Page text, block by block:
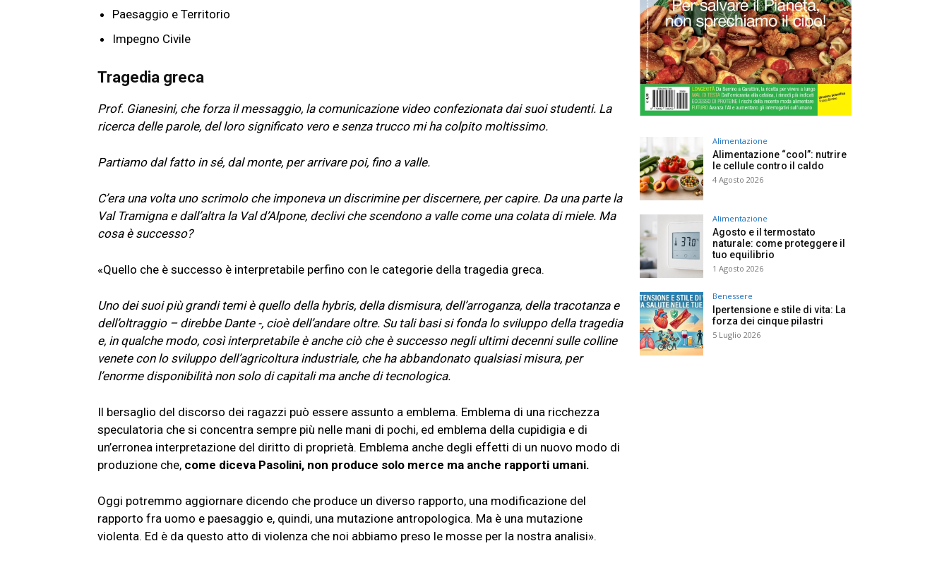
Paesaggio e Territorio
Impegno Civile
Tragedia greca
Prof. Gianesini, che forza il messaggio, la comunicazione video confezionata dai suoi studenti. La
ricerca delle parole, del loro significato vero e senza trucco mi ha colpito moltissimo.
Partiamo dal fatto in sé, dal monte, per arrivare poi, fino a valle.
C’era una volta uno scrimolo che imponeva un discrimine per discernere, per capire. Da una parte la
Val Tramigna e dall’altra la Val d’Alpone, declivi che scendono a valle come una colata di miele. Ma
cosa è successo?
«Quello che è successo è interpretabile perfino con le categorie della tragedia greca.
Uno dei suoi più grandi temi è quello della hybris, della dismisura, dell’arroganza, della tracotanza e
dell’oltraggio – direbbe Dante -, cioè dell’andare oltre. Su tali basi si fonda lo sviluppo della tragedia
e, in qualche modo, così interpretabile è anche ciò che è successo negli ultimi decenni sulle colline
venete con lo sviluppo dell’agricoltura industriale, che ha abbandonato qualsiasi misura, per
l’enorme disponibilità non solo di capitali ma anche di tecnologica.
Il bersaglio del discorso dei ragazzi può essere assunto a emblema. Emblema di una ricchezza
speculatoria che si concentra sempre più nelle mani di pochi, ed emblema della cupidigia e di
un’erronea interpretazione del diritto di proprietà. Emblema anche degli effetti di un nuovo modo di
produzione che, come diceva Pasolini, non produce solo merce ma anche rapporti umani.
Oggi potremmo aggiornare dicendo che produce un diverso rapporto, una modificazione del
rapporto fra uomo e paesaggio e, quindi, una mutazione antropologica. Ma è una mutazione
violenta. Ed è da questo atto di violenza che noi abbiamo preso le mosse per la nostra analisi».
Alimentazione
Alimentazione “cool”: nutrire
le cellule contro il caldo
4 Agosto 2026
Alimentazione
Agosto e il termostato
naturale: come proteggere il
tuo equilibrio
1 Agosto 2026
Benessere
Ipertensione e stile di vita: La
forza dei cinque pilastri
5 Luglio 2026